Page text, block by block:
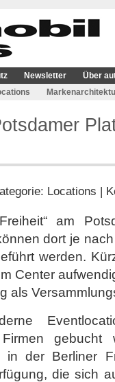
Newsletter
Über
Locations |
am
dort je
werden.
Center
als
in der Berliner
die sich